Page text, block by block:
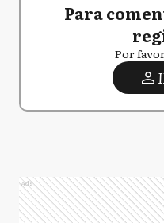
Para
Por
Ads